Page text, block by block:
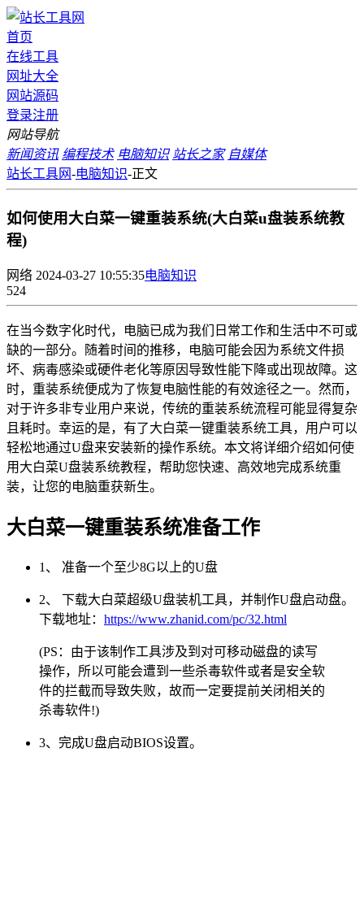
首页
在线工具
网址大全
网站源码
登录注册
网站导航
新闻资讯 编程技术 电脑知识 站长之家 自媒体
站长工具网-电脑知识-正文
如何使用大白菜一键重装系统(大白菜u盘装系统教
程)
网络 2024-03-27 10:55:35电脑知识
524
在当今数字化时代，电脑已成为我们日常工作和生活中不可或
缺的一部分。随着时间的推移，电脑可能会因为系统文件损
坏、病毒感染或硬件老化等原因导致性能下降或出现故障。这
时，重装系统便成为了恢复电脑性能的有效途径之一。然而，
对于许多非专业用户来说，传统的重装系统流程可能显得复杂
且耗时。幸运的是，有了大白菜一键重装系统工具，用户可以
轻松地通过U盘来安装新的操作系统。本文将详细介绍如何使
用大白菜U盘装系统教程，帮助您快速、高效地完成系统重
装，让您的电脑重获新生。
大白菜一键重装系统准备工作
1、 准备一个至少8G以上的U盘
2、 下载大白菜超级U盘装机工具，并制作U盘启动盘。
下载地址： https://www.zhanid.com/pc/32.html
(PS：由于该制作工具涉及到对可移动磁盘的读写
操作，所以可能会遭到一些杀毒软件或者是安全软
件的拦截而导致失败，故而一定要提前关闭相关的
杀毒软件!)
3、完成U盘启动BIOS设置。